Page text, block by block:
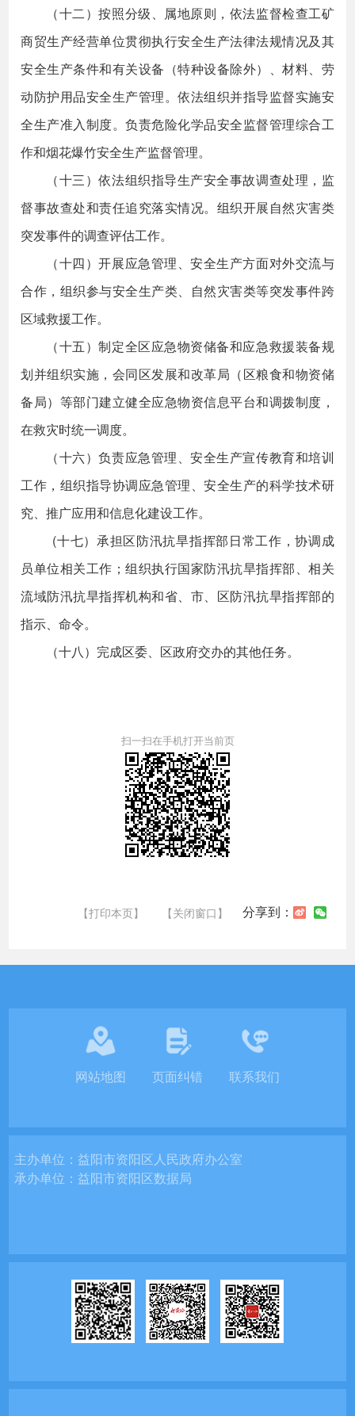
（十二）按照分级、属地原则，依法监督检查工矿
商贸生产经营单位贯彻执行安全生产法律法规情况及其
安全生产条件和有关设备（特种设备除外）、材料、劳
动防护用品安全生产管理。依法组织并指导监督实施安
全生产准入制度。负责危险化学品安全监督管理综合工
作和烟花爆竹安全生产监督管理。
（十三）依法组织指导生产安全事故调查处理，监
督事故查处和责任追究落实情况。组织开展自然灾害类
突发事件的调查评估工作。
（十四）开展应急管理、安全生产方面对外交流与
合作，组织参与安全生产类、自然灾害类等突发事件跨
区域救援工作。
（十五）制定全区应急物资储备和应急救援装备规
划并组织实施，会同区发展和改革局（区粮食和物资储
备局）等部门建立健全应急物资信息平台和调拨制度，
在救灾时统一调度。
（十六）负责应急管理、安全生产宣传教育和培训
工作，组织指导协调应急管理、安全生产的科学技术研
究、推广应用和信息化建设工作。
(十七）承担区防汛抗旱指挥部日常工作，协调成
员单位相关工作；组织执行国家防汛抗旱指挥部、相关
流域防汛抗旱指挥机构和省、市、区防汛抗旱指挥部的
指示、命令。
（十八）完成区委、区政府交办的其他任务。
扫一扫在手机打开当前页
【打印本页】 【关闭窗口】 分享到：
网站地图 页面纠错 联系我们
主办单位：益阳市资阳区人民政府办公室
承办单位：益阳市资阳区数据局